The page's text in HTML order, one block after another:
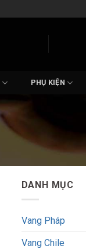
PHỤ KIỆN
DANH MỤC
Vang Pháp
Vang Chile